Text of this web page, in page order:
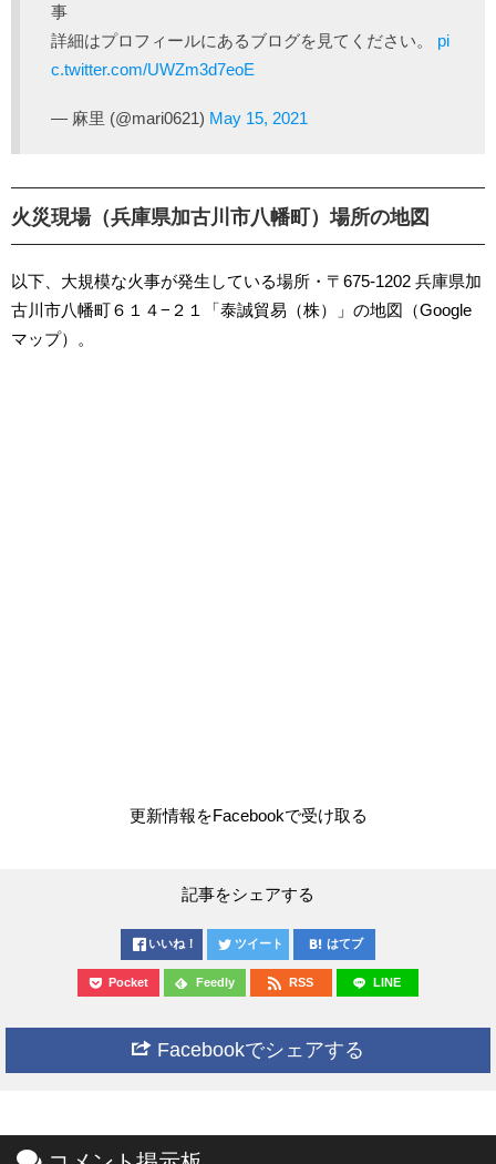
事
詳細はプロフィールにあるブログを見てください。 pi
c.twitter.com/UWZm3d7eoE
— 麻里 (@mari0621) May 15, 2021
火災現場（兵庫県加古川市八幡町）場所の地図
以下、大規模な火事が発生している場所・〒675-1202 兵庫県加
古川市八幡町６１４−２１「泰誠貿易（株）」の地図（Google
マップ）。
更新情報をFacebookで受け取る
記事をシェアする
いいね！ ツイート はてブ
Pocket Feedly RSS LINE
Facebookでシェアする